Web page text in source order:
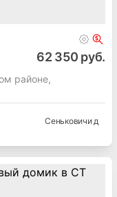
62 350 руб.
районе,
Сеньковичи д